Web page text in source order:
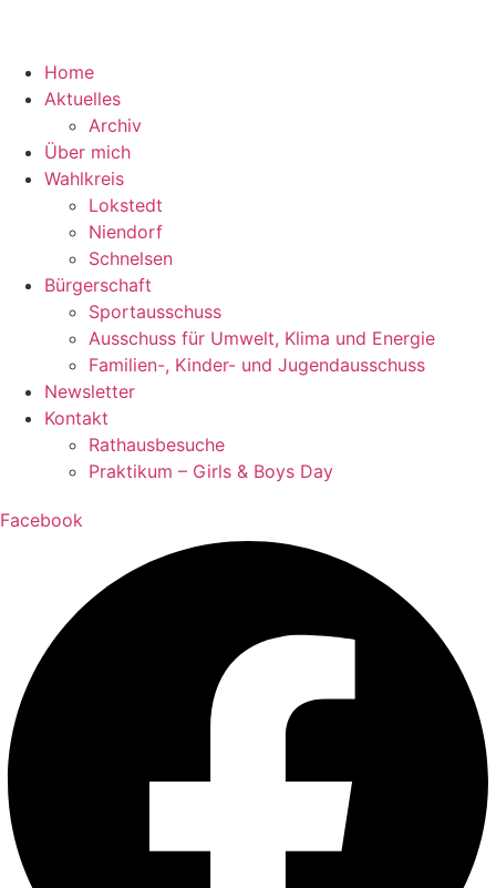
Home
Aktuelles
Archiv
Über mich
Wahlkreis
Lokstedt
Niendorf
Schnelsen
Bürgerschaft
Sportausschuss
Ausschuss für Umwelt, Klima und Energie
Familien-, Kinder- und Jugendausschuss
Newsletter
Kontakt
Rathausbesuche
Praktikum – Girls & Boys Day
Facebook